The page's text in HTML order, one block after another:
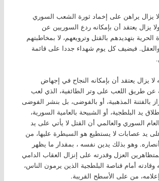
يزال يراهن على إخماد ثورة الشعب السوري
يزال يعتقد أن بإمكانه ردع السوريين عن
بتهديدهم بالقتل وترويعهم، لا بمخاطبتهم
فيضيف كل يوم شهداء جددا على قائمة
لا يزال يعتقد أن بإمكانه النجاح في إجهاض
عن طريق اللعب على وتر الطائفية، الذي لعب
بالفتنة المذهبية، أو بالفوضى، بل بنشر الفوضى
يد البلطجية، أو الشبيحة بالعامية السورية،
السوري والعالمي أن القتل لا يأتي على يد
يد عصابات لا يستطيع هو السيطرة عليها، من
وهو بذلك يدين نفسه ، بمقدار ما يظهر
العزل وقدرته على إنزال العقاب الدامي
أمام قناصة البلطجية الذين يرمون الناس،
من على الأسطح القريبة.